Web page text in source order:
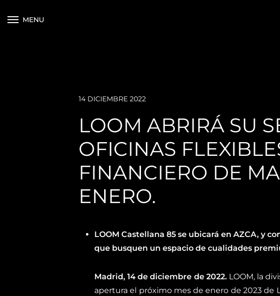
MENU
14 DICIEMBRE 2022
LOOM ABRIRÁ SU
OFICINAS
FINANCIERO DE
ENERO.
LOOM Castellana 85 se ubicará en AZCA, y
que busquen un espacio de cualidades
Madrid, 14 de diciembre de 2022. LOOM, la
apertura el próximo mes de enero de 2023 de